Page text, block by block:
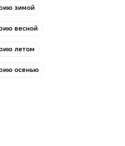
зимой
весной
летом
осенью